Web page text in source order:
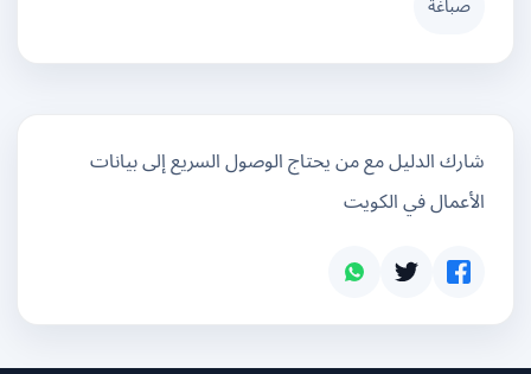
شارك الدليل مع من يحتاج الوصول السريع إلى بيانات
الأعمال في الكويت